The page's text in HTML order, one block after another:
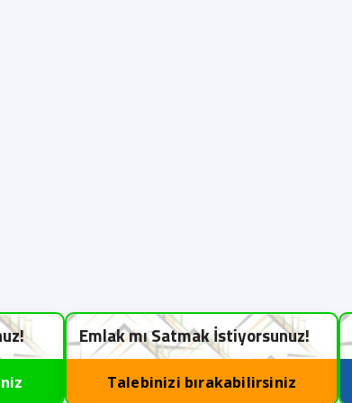
Emlak mı Satmak İstiyorsunuz!
Talebinizi bırakabilirsiniz